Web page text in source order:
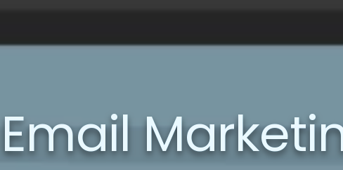
Email